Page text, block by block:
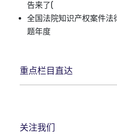
告来了(
全国法院知识产权案件法
题年度
重点栏目直达
关注我们